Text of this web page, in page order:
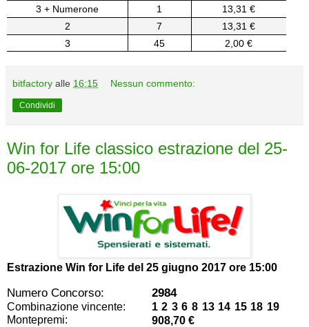
3 + Numerone
1
13,31 €
2
7
13,31 €
3
45 2,00 €
bitfactory alle 16:15 Nessun commento:
Condividi
Win for Life classico estrazione del 25-
06-2017 ore 15:00
Estrazione Win for Life del 25 giugno 2017 ore 15:00
Numero Concorso: 2984
Combinazione vincente:
1 2 3 6 8 13 14 15 18 19
Montepremi:
908,70 €